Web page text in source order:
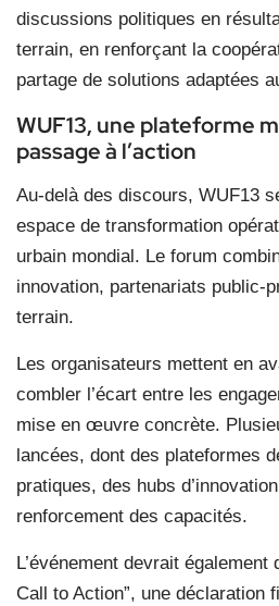
discussions politiques en
terrain, en renforçant la
partage de solutions adaptées
WUF13, une plateforme
passage à l’action
Au-delà des discours, WUF13
espace de transformation
urbain mondial. Le forum
innovation, partenariats public-
terrain.
Les organisateurs mettent en
combler l’écart entre les
mise en œuvre concrète.
lancées, dont des plateformes
pratiques, des hubs
renforcement des capacités.
L’événement devrait également
Call to Action”, une déclaration